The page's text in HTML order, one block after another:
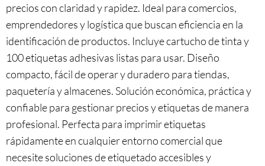
precios con claridad y rapidez. Ideal para comercios,
emprendedores y logística que buscan eficiencia en la
identificación de productos. Incluye cartucho de tinta y
100 etiquetas adhesivas listas para usar. Diseño
compacto, fácil de operar y duradero para tiendas,
paquetería y almacenes. Solución económica, práctica y
confiable para gestionar precios y etiquetas de manera
profesional. Perfecta para imprimir etiquetas
rápidamente en cualquier entorno comercial que
necesite soluciones de etiquetado accesibles y